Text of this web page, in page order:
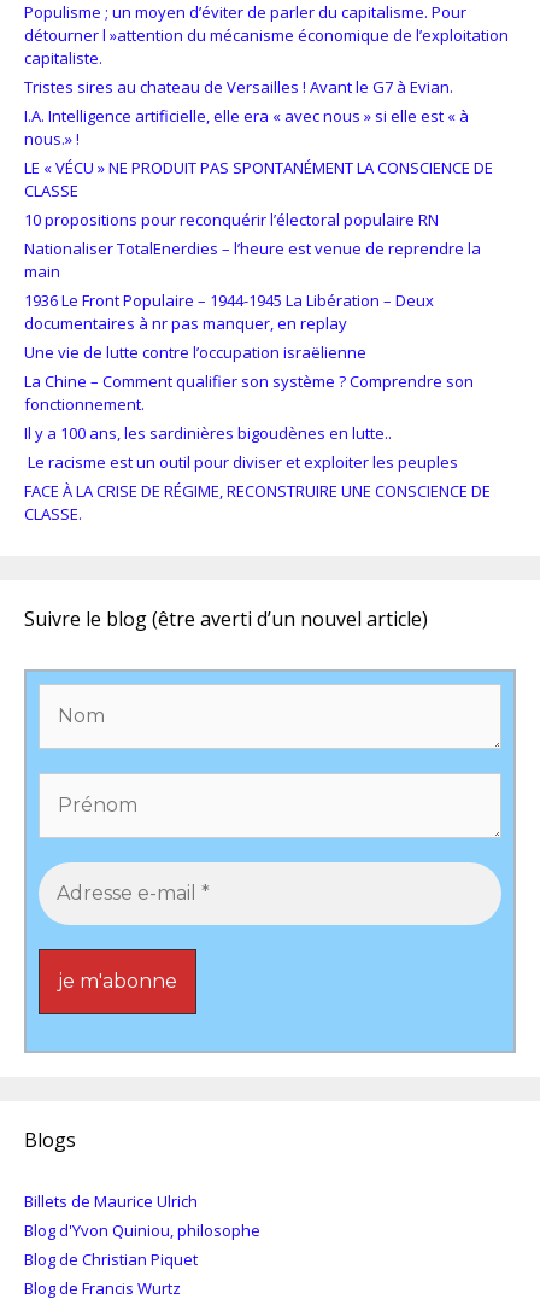
Populisme ; un moyen d’éviter de parler du capitalisme. Pour
détourner l »attention du mécanisme économique de l’exploitation
capitaliste.
Tristes sires au chateau de Versailles ! Avant le G7 à Evian.
I.A. Intelligence artificielle, elle era « avec nous » si elle est « à
nous.» !
LE « VÉCU » NE PRODUIT PAS SPONTANÉMENT LA CONSCIENCE DE
CLASSE
10 propositions pour reconquérir l’électoral populaire RN
Nationaliser TotalEnerdies – l’heure est venue de reprendre la
main
1936 Le Front Populaire – 1944-1945 La Libération – Deux
documentaires à nr pas manquer, en replay
Une vie de lutte contre l’occupation israëlienne
La Chine – Comment qualifier son système ? Comprendre son
fonctionnement.
Il y a 100 ans, les sardinières bigoudènes en lutte..
Le racisme est un outil pour diviser et exploiter les peuples
FACE À LA CRISE DE RÉGIME, RECONSTRUIRE UNE CONSCIENCE DE
CLASSE.
Suivre le blog (être averti d’un nouvel article)
Blogs
Billets de Maurice Ulrich
Blog d'Yvon Quiniou, philosophe
Blog de Christian Piquet
Blog de Francis Wurtz